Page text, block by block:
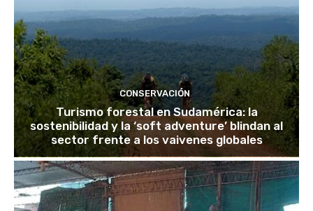
CONSERVACIÓN
Turismo forestal en Sudamérica: la
sostenibilidad y la ‘soft adventure’ blindan al
sector frente a los vaivenes globales